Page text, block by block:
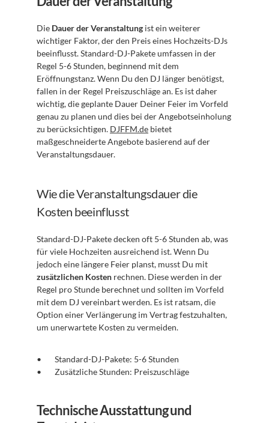
Die Dauer der Veranstaltung ist ein weiterer
wichtiger Faktor, der den Preis eines Hochzeits-DJs
beeinflusst. Standard-DJ-Pakete umfassen in der
Regel 5-6 Stunden, beginnend mit dem
Eröffnungstanz. Wenn Du den DJ länger benötigst,
fallen in der Regel Preiszuschläge an. Es ist daher
wichtig, die geplante Dauer Deiner Feier im Vorfeld
genau zu planen und dies bei der Angebotseinholung
zu berücksichtigen. DJFFM.de bietet
maßgeschneiderte Angebote basierend auf der
Veranstaltungsdauer.
Wie die Veranstaltungsdauer die
Kosten beeinflusst
Standard-DJ-Pakete decken oft 5-6 Stunden ab, was
für viele Hochzeiten ausreichend ist. Wenn Du
zusätzlichen Kosten rechnen. Diese werden in der
Regel pro Stunde berechnet und sollten im Vorfeld
mit dem DJ vereinbart werden. Es ist ratsam, die
Option einer Verlängerung im Vertrag festzuhalten,
um unerwartete Kosten zu vermeiden.
Standard-DJ-Pakete: 5-6 Stunden
Zusätzliche Stunden: Preiszuschläge
Technische Ausstattung und